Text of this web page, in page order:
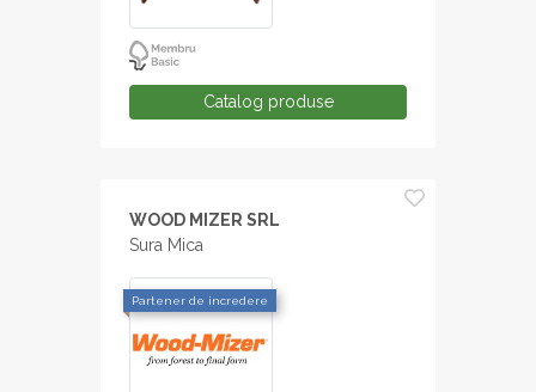
Catalog produse
WOOD MIZER SRL
Sura Mica
Partener de incredere